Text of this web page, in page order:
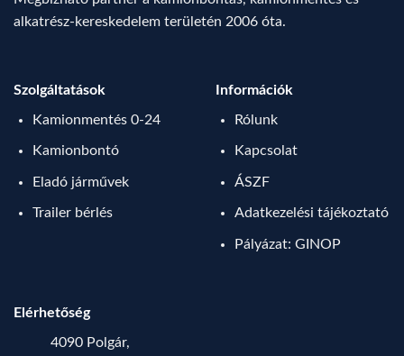
alkatrész-kereskedelem területén 2006 óta.
Szolgáltatások
Kamionmentés 0-24
Kamionbontó
Eladó járművek
Trailer bérlés
Információk
Rólunk
Kapcsolat
ÁSZF
Adatkezelési tájékoztató
Pályázat: GINOP
Elérhetőség
4090 Polgár,